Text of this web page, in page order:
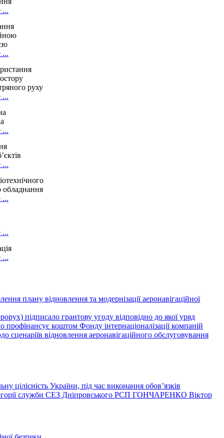
...
...
руху
...
...
...
обладнання
...
...
...
плану відновлення та модернізації аеронавігаційної
підписало грантову угоду відповідно до якої уряд
профінансує коштом Фонду інтернаціоналізації компаній
відновлення аеронавігаційного обслуговування
цілісність України, під час виконання обов’язків
служби СЕЗ Дніпровського РСП ГОНЧАРЕНКО Віктор